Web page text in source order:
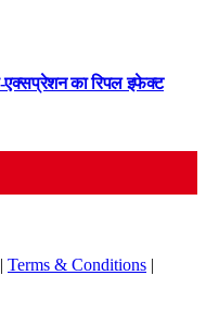
एक्सप्रेशन का रिपल इफेक्ट
Terms & Conditions